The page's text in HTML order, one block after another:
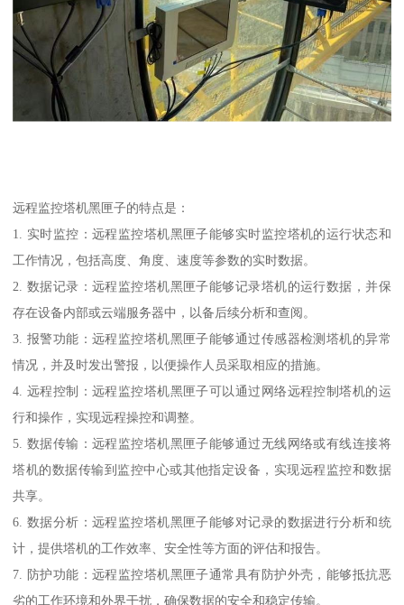
远程监控塔机黑匣子的特点是：
1. 实时监控：远程监控塔机黑匣子能够实时监控塔机的运行状态和
工作情况，包括高度、角度、速度等参数的实时数据。
2. 数据记录：远程监控塔机黑匣子能够记录塔机的运行数据，并保
存在设备内部或云端服务器中，以备后续分析和查阅。
3. 报警功能：远程监控塔机黑匣子能够通过传感器检测塔机的异常
情况，并及时发出警报，以便操作人员采取相应的措施。
4. 远程控制：远程监控塔机黑匣子可以通过网络远程控制塔机的运
行和操作，实现远程操控和调整。
5. 数据传输：远程监控塔机黑匣子能够通过无线网络或有线连接将
塔机的数据传输到监控中心或其他指定设备，实现远程监控和数据
共享。
6. 数据分析：远程监控塔机黑匣子能够对记录的数据进行分析和统
计，提供塔机的工作效率、安全性等方面的评估和报告。
7. 防护功能：远程监控塔机黑匣子通常具有防护外壳，能够抵抗恶
劣的工作环境和外界干扰，确保数据的安全和稳定传输。